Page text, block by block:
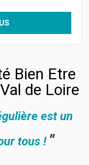
Bien Etre
de Loire
est un
tous ! "